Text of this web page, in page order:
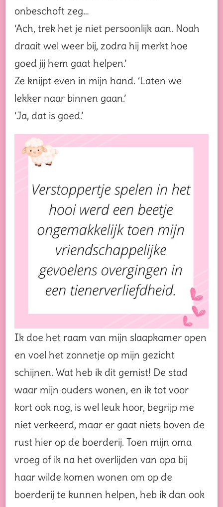
onbeschoft zeg…
‘Ach, trek het je niet persoonlijk aan. Noah
draait wel weer bij, zodra hij merkt hoe
goed jij hem gaat helpen.’
Ze knijpt even in mijn hand. ‘Laten we
lekker naar binnen gaan.’
‘Ja, dat is goed.’
Ik doe het raam van mijn slaapkamer open
en voel het zonnetje op mijn gezicht
schijnen. Wat heb ik dit gemist! De stad
waar mijn ouders wonen, en ik tot voor
kort ook nog, is wel leuk hoor, begrijp me
niet verkeerd, maar er gaat niets boven de
rust hier op de boerderij. Toen mijn oma
vroeg of ik na het overlijden van opa bij
haar wilde komen wonen om op de
boerderij te kunnen helpen, heb ik dan ook